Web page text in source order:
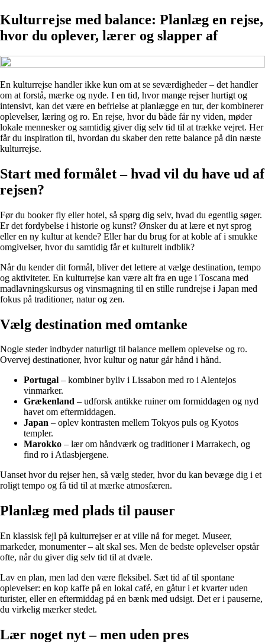
Kulturrejse med balance: Planlæg en rejse,
hvor du oplever, lærer og slapper af
En kulturrejse handler ikke kun om at se seværdigheder – det handler
om at forstå, mærke og nyde. I en tid, hvor mange rejser hurtigt og
intensivt, kan det være en befrielse at planlægge en tur, der kombinerer
oplevelser, læring og ro. En rejse, hvor du både får ny viden, møder
lokale mennesker og samtidig giver dig selv tid til at trække vejret. Her
får du inspiration til, hvordan du skaber den rette balance på din næste
kulturrejse.
Start med formålet – hvad vil du have ud af
rejsen?
Før du booker fly eller hotel, så spørg dig selv, hvad du egentlig søger.
Er det fordybelse i historie og kunst? Ønsker du at lære et nyt sprog
eller en ny kultur at kende? Eller har du brug for at koble af i smukke
omgivelser, hvor du samtidig får et kulturelt indblik?
Når du kender dit formål, bliver det lettere at vælge destination, tempo
og aktiviteter. En kulturrejse kan være alt fra en uge i Toscana med
madlavningskursus og vinsmagning til en stille rundrejse i Japan med
fokus på traditioner, natur og zen.
Vælg destination med omtanke
Nogle steder indbyder naturligt til balance mellem oplevelse og ro.
Overvej destinationer, hvor kultur og natur går hånd i hånd.
Portugal – kombiner byliv i Lissabon med ro i Alentejos
vinmarker.
Grækenland – udforsk antikke ruiner om formiddagen og nyd
havet om eftermiddagen.
Japan – oplev kontrasten mellem Tokyos puls og Kyotos
templer.
Marokko – lær om håndværk og traditioner i Marrakech, og
find ro i Atlasbjergene.
Uanset hvor du rejser hen, så vælg steder, hvor du kan bevæge dig i et
roligt tempo og få tid til at mærke atmosfæren.
Planlæg med plads til pauser
En klassisk fejl på kulturrejser er at ville nå for meget. Museer,
markeder, monumenter – alt skal ses. Men de bedste oplevelser opstår
ofte, når du giver dig selv tid til at dvæle.
Lav en plan, men lad den være fleksibel. Sæt tid af til spontane
oplevelser: en kop kaffe på en lokal café, en gåtur i et kvarter uden
turister, eller en eftermiddag på en bænk med udsigt. Det er i pauserne,
du virkelig mærker stedet.
Lær noget nyt – men uden pres